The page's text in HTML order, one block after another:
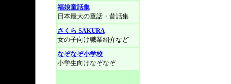
福娘童話集
日本最大の童話・昔話集
さくら SAKURA
女の子向け職業紹介など
なぞなぞ小学校
小学生向けなぞなぞ